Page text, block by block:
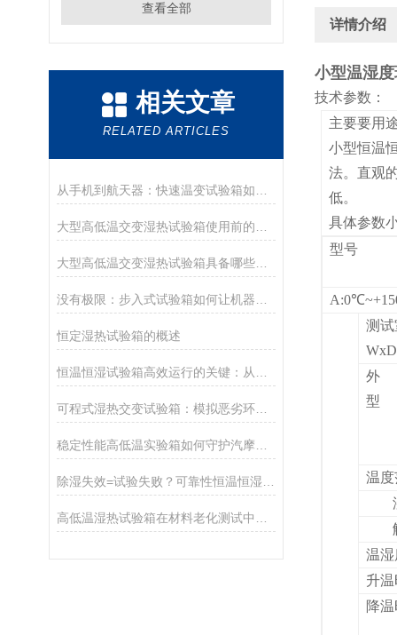
查看全部
相关文章
RELATED ARTICLES
大型高低温交变湿热试验箱具备哪些功能?
恒定湿热试验箱的概述
可程式湿热交变试验箱：模拟恶劣环境，赋能产品可靠性升级
详情介绍
小型温湿
技术参数：
主要要用
小型恒温
法。直观
低。
具体参数
型号
测
外
型
温
温
升
降